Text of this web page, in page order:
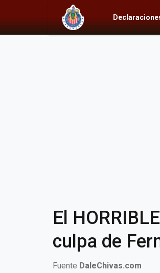
El
culpa de
Fuente DaleChivas.com